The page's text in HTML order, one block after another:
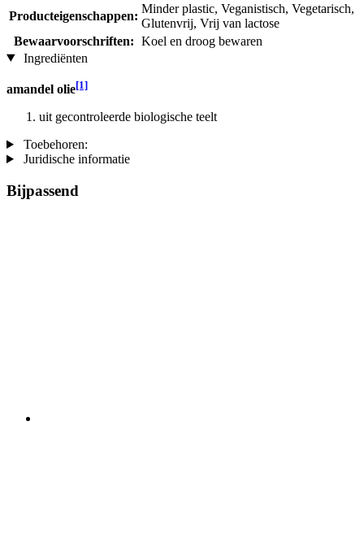
Producteigenschappen:
Minder plastic, Veganistisch, Vegetarisch,
Glutenvrij, Vrij van lactose
Bewaarvoorschriften: Koel en droog bewaren
Ingrediënten
amandel olie[1]
uit gecontroleerde biologische teelt
Toebehoren:
Juridische informatie
Bijpassend